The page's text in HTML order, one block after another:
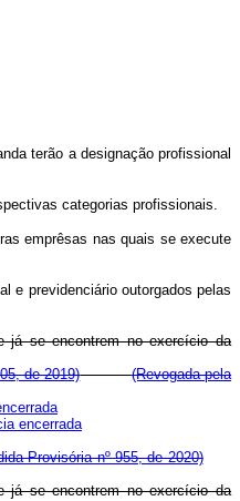
terão a designação profissional
categorias profissionais.
emprêsas nas quais se execute
e previdenciário outorgados pelas
já se encontrem no exercício da
de 2019)
(Revogada pela
encerrada
Provisória nº 955, de 2020)
já se encontrem no exercício da